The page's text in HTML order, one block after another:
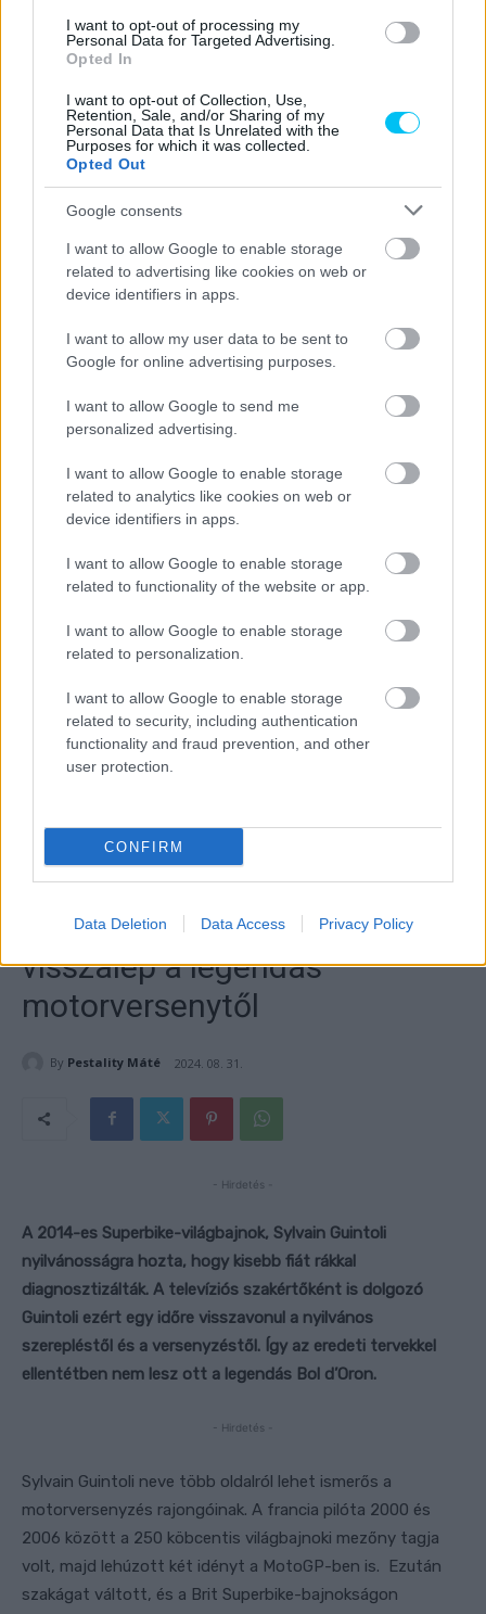
I want to opt-out of processing my
Personal Data for Targeted Advertising.
Opted In
I want to opt-out of Collection, Use,
Retention, Sale, and/or Sharing of my
Personal Data that Is Unrelated with the
Purposes for which it was collected.
Opted Out
Google consents
I want to allow Google to enable storage
related to advertising like cookies on web or
device identifiers in apps.
I want to allow my user data to be sent to
Google for online advertising purposes.
I want to allow Google to send me
personalized advertising.
I want to allow Google to enable storage
related to analytics like cookies on web or
device identifiers in apps.
I want to allow Google to enable storage
related to functionality of the website or app.
I want to allow Google to enable storage
related to personalization.
I want to allow Google to enable storage
related to security, including authentication
functionality and fraud prevention, and other
user protection.
CONFIRM
Data Deletion Data Access Privacy Policy
Pestality Máté
- Advertisment -